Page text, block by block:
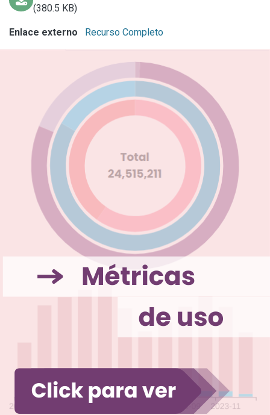
(380.5 KB)
Enlace externo Recurso Completo